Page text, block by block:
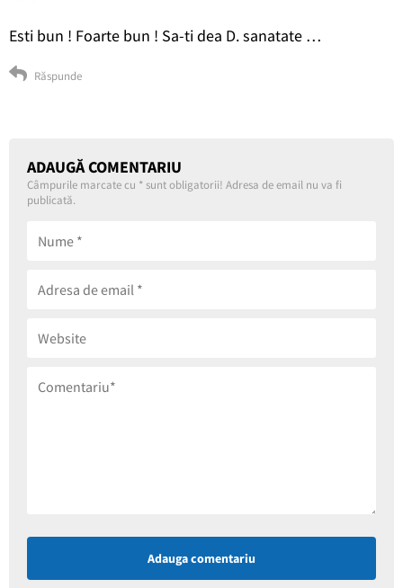
Esti bun ! Foarte bun ! Sa-ti dea D. sanatate …
Răspunde
ADAUGĂ COMENTARIU
Câmpurile marcate cu *sunt obligatorii! Adresa de email nu va fi
publicată.
Adauga comentariu